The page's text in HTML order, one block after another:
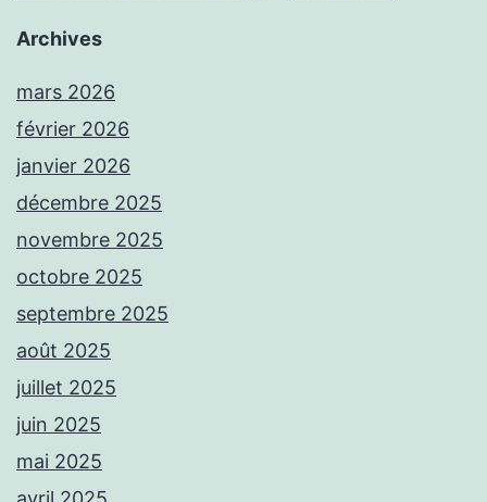
Archives
mars 2026
février 2026
janvier 2026
décembre 2025
novembre 2025
octobre 2025
septembre 2025
août 2025
juillet 2025
juin 2025
mai 2025